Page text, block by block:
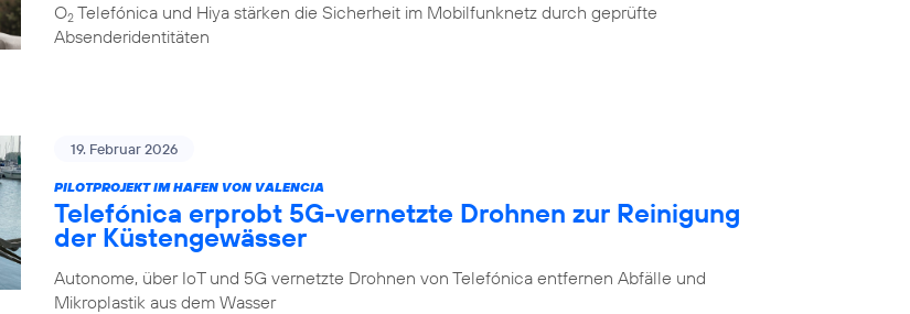
O2 Telefónica und Hiya stärken die Sicherheit im Mobilfunknetz durch geprüfte
Absenderidentitäten
19. Februar 2026
PILOTPROJEKT IM HAFEN VON VALENCIA
Telefónica erprobt 5G-vernetzte Drohnen zur Reinigung
der Küstengewässer
Autonome, über IoT und 5G vernetzte Drohnen von Telefónica entfernen Abfälle und
Mikroplastik aus dem Wasser